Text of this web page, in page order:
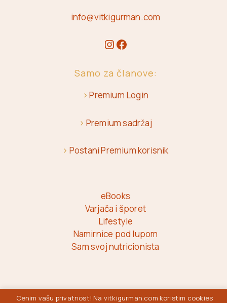
info@vitkigurman.com
Samo za članove:
>Premium Login
> Premium sadržaj
> Postani Premium korisnik
eBooks
Varjača i šporet
Lifestyle
Namirnice pod lupom
Sam svoj nutricionista
Vitki Gurman © 2026
Cenim vašu privatnost! Na vitkigurman.com koristim cookies